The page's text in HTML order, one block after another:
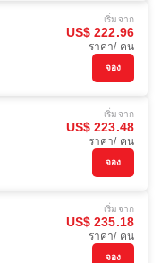
เริ่มจาก
US$ 222.96
ราคา/ คน
จอง
เริ่มจาก
US$ 223.48
ราคา/ คน
จอง
เริ่มจาก
US$ 235.18
ราคา/ คน
จอง